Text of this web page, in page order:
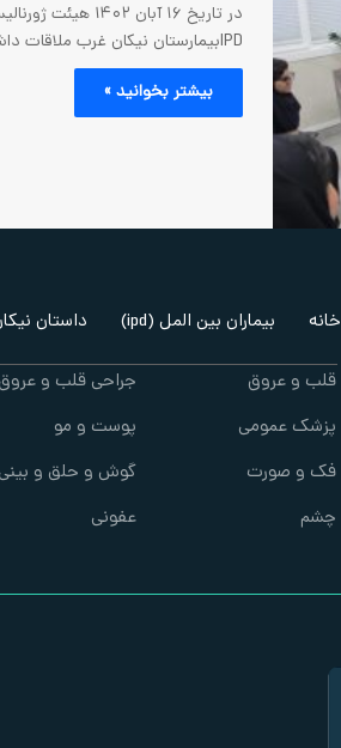
در تاریخ ۱۶ آبان
IPDبیمارستان نیکان غرب ملاقات داشتند و از…
بیشتر بخوانید »
خانه بیماران بین المل (ipd) داستان
قلب و عروق
پزشک عمومی
فک و صورت
چشم
جراحی قلب و عروق
پوست و مو
گوش و حلق و بینی
عفونی